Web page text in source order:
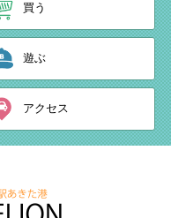
買う
遊ぶ
アクセス